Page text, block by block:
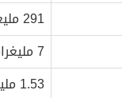
291 مليغراماً
7 مليغرامات
1.53 مليغرام